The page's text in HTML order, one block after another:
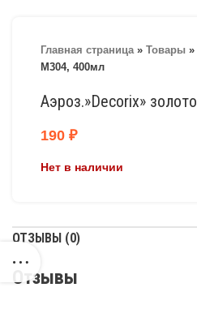
Главная страница» Товары »
М304, 400мл
Аэроз.»Decorix»
190 ₽
Нет в наличии
ОТЗЫВЫ (0)
Отзывы